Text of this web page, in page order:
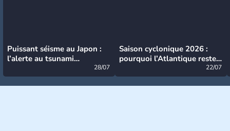
Puissant séisme au Japon :
l’alerte au tsunami
28/07
Saison cyclonique 2026 :
pourquoi l’Atlantique reste
22/07